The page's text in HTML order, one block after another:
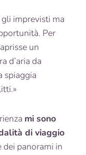
imprevisti ma
Per
un
d’aria da
spiaggia
mi sono
di viaggio
dei panorami in